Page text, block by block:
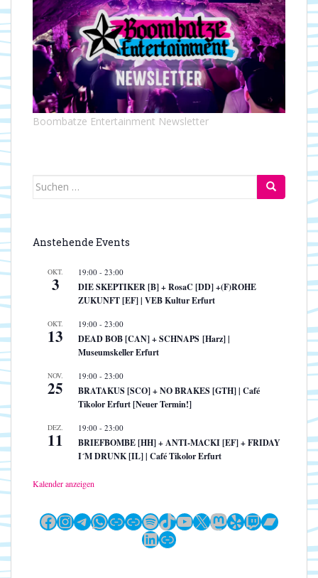
t
i
o
n
t
e
n
-
v
t
i
o
Boombatze Entertainment Newsletter
Suchen
Anstehende Events
OKT.
3
19:00 - 23:00
DIE SKEPTIKER [B] + RosaC [DD] +(F)ROHE
ZUKUNFT [EF] | VEB Kultur Erfurt
OKT.
13
19:00 - 23:00
DEAD BOB [CAN] + SCHNAPS [Harz] |
Museumskeller Erfurt
NOV.
25
19:00 - 23:00
BRATAKUS [SCO] + NO BRAKES [GTH] | Café
Tikolor Erfurt [Neuer Termin!]
DEZ.
11
19:00 - 23:00
BRIEFBOMBE [HH] + ANTI-MACKI [EF] + FRIDAY
I´M DRUNK [IL] | Café Tikolor Erfurt
Kalender anzeigen
Facebook
Instagram
Telegram
WhatsApp
LinkLinkSpotify
TikTok
YouTube
X Mastodon
YelpTwitch
LinkedIn
Link